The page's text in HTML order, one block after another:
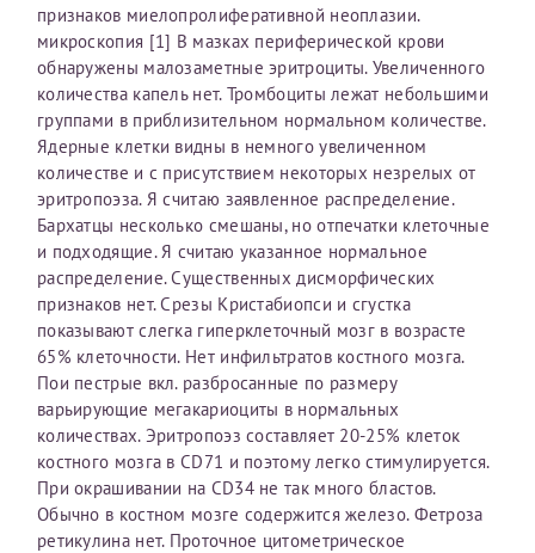
признаков миелопролиферативной неоплазии.
микроскопия [1] В мазках периферической крови
обнаружены малозаметные эритроциты. Увеличенного
количества капель нет. Тромбоциты лежат небольшими
группами в приблизительном нормальном количестве.
Ядерные клетки видны в немного увеличенном
количестве и с присутствием некоторых незрелых от
эритропоэза. Я считаю заявленное распределение.
Бархатцы несколько смешаны, но отпечатки клеточные
и подходящие. Я считаю указанное нормальное
распределение. Существенных дисморфических
признаков нет. Срезы Кристабиопси и сгустка
показывают слегка гиперклеточный мозг в возрасте
65% клеточности. Нет инфильтратов костного мозга.
Пои пестрые вкл. разбросанные по размеру
варьирующие мегакариоциты в нормальных
количествах. Эритропоэз составляет 20-25% клеток
костного мозга в CD71 и поэтому легко стимулируется.
При окрашивании на CD34 не так много бластов.
Обычно в костном мозге содержится железо. Фетроза
ретикулина нет. Проточное цитометрическое
О каком враче расскажете?
Ваш отзыв
Прикрепить файлы
Принимаю условияСоглашения на обработку
персональных данных
Электронная почта*
Номер телефона*
Номер медицинской карты МЦРМ
Сдать спермограмму
Выберите специальность врача
Или введите его имя
Наши специалисты готовы помочь вам, предоставив
общую информацию и рекомендации на основе
ваших вопросов. Задайте ваш вопрос,
и мы постараемся ответить на него как можно
скорее.
Я подтверждаю, что ознакомился с уведомлением,
приведённым выше.
Далее
первом заявлении. После отправки готового документа
изменения и переоформление справки на другого
налогоплательщика не выполняются. Пожалуйста,
внимательно проверяйте все данные перед отправкой
заявки.
После отправки заявки вы получите письмо на указанную
электронную почту с подтверждением «Заявка на справку
принята». Если письмо не поступит, пожалуйста, свяжитесь
с МЦРМ для уточнения информации.
Заявление
Прошу выдать справку об оказанных медицинских услугах
следующим пациентам:
Фамилия*
Имя*